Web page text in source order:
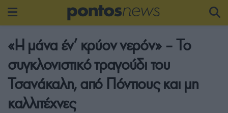
«Η μάνα έν’ κρύον νερόν» – Το
συγκλονιστικό τραγούδι του
Τσανάκαλη, από Πόντιους και μη
καλλιτέχνες